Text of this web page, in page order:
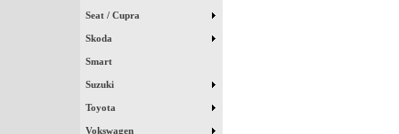
Seat / Cupra
Skoda
Smart
Suzuki
Toyota
Vokswagen